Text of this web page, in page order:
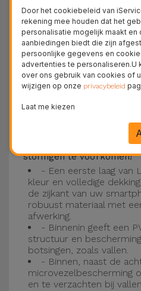
15, 14, 13, 12 onder meer
van de Apple, deiPhone
Drie-laagse
siliconen kappen
Onze iPhone siliconen
robuuste, kwalitatieve
drielaagse constructie
storingen te voorkomen!
- Een eerste laag van
kleur en volledige
de zijkant van uw
robuust materiaal met
afwerking.
- Binnenin geeft een
structuur en
botsingen, zoals vallen.
- Binnen, naast de
microvezelbescherming
en te verzachten bij
Door het cookiebeleid van
rekening mee houden dat het
personalisatie mogelijk maakt en
aanbiedingen biedt die zijn
persoonlijke gegevens en
advertenties te personaliseren.U
over ons gebruik van cookies of
wijzigen op onze privacybeleid
Laat me kiezen